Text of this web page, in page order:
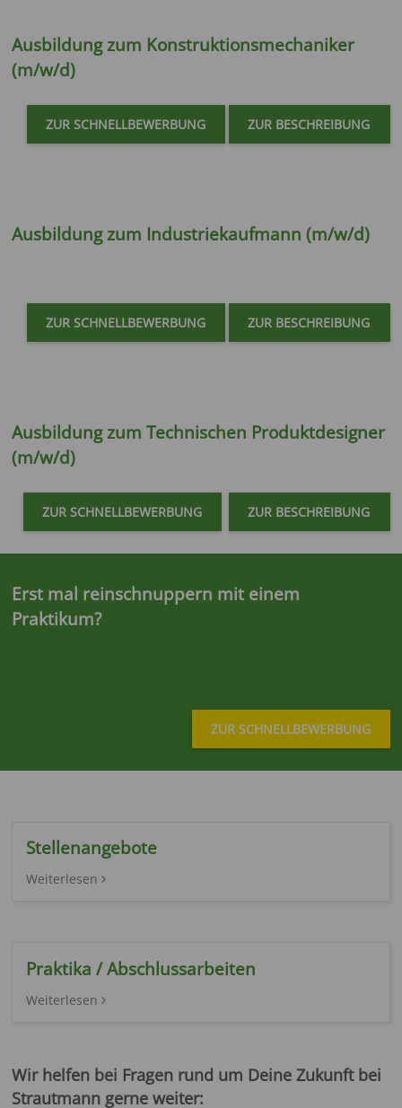
Ausbildung zum Konstruktionsmechaniker
(m/w/d)
ZUR SCHNELLBEWERBUNG ZUR BESCHREIBUNG
Ausbildung zum Industriekaufmann (m/w/d)
ZUR SCHNELLBEWERBUNG ZUR BESCHREIBUNG
Ausbildung zumTechnischen Produktdesigner
(m/w/d)
ZUR SCHNELLBEWERBUNG ZUR BESCHREIBUNG
Erst mal reinschnuppern mit einem
Praktikum?
ZUR SCHNELLBEWERBUNG
Stellenangebote
Weiterlesen
Praktika / Abschlussarbeiten
Weiterlesen
Wir helfen bei Fragen rund um Deine Zukunft bei
Strautmann gerne weiter: